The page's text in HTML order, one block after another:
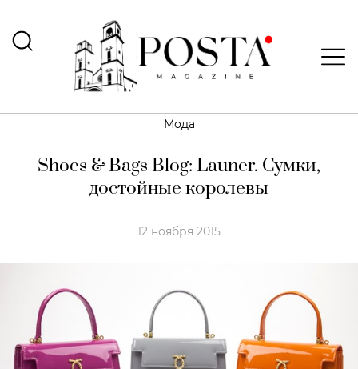
Мода
Shoes & Bags Blog: Launer. Сумки,
достойные королевы
12 ноября 2015